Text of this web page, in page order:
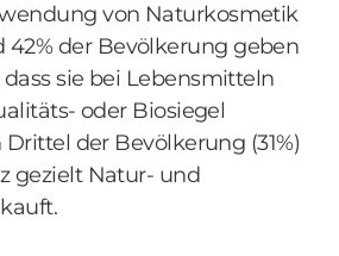
von Naturkosmetik
42% der Bevölkerung geben
sie bei Lebensmitteln
oder Biosiegel
der Bevölkerung (31%)
gezielt Natur- und